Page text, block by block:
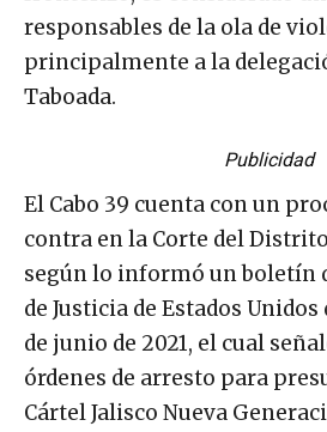
responsables de la ola de
principalmente a la
Taboada.
Publicidad
El Cabo 39 cuenta con un
contra en la Corte del
según lo informó un boletín
de Justicia de Estados
de junio de 2021, el cual
órdenes de arresto para
Cártel Jalisco Nueva